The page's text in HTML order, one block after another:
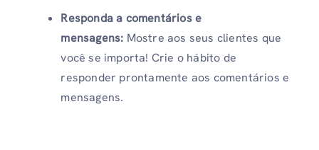
Responda a comentários e
mensagens: Mostre aos seus clientes que
você se importa! Crie o hábito de
responder prontamente aos comentários e
mensagens.